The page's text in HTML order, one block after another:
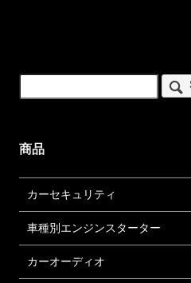
商品
カーセキュリティ
車種別エンジンスターター
カーオーディオ